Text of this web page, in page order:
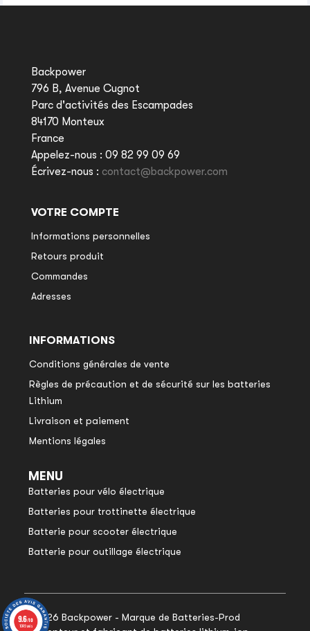
Backpower
796 B, Avenue Cugnot
Parc d'activités des Escampades
84170 Monteux
France
Appelez-nous : 09 82 99 09 69
Écrivez-nous : contact@backpower.com
VOTRE COMPTE
Informations personnelles
Retours produit
Commandes
Adresses
INFORMATIONS
Conditions générales de vente
Règles de précaution et de sécurité sur les batteries
Lithium
Livraison et paiement
Mentions légales
MENU
Batteries pour vélo électrique
Batteries pour trottinette électrique
Batterie pour scooter électrique
Batterie pour outillage électrique
© 2026 Backpower - Marque de Batteries-Prod
9.6/10
1049 avis
9.6/10
1049 avis